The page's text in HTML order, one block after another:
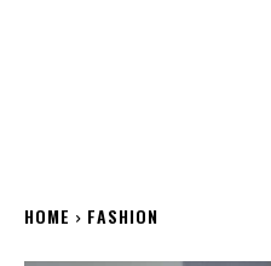
HOME FASHION